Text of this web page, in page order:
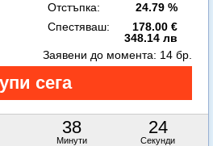
Отстъпка:
24.79 %
Спестяваш:
178.00 €
348.14 лв
38
Минути
22
Секунди
Заявени до момента: 14 бр.